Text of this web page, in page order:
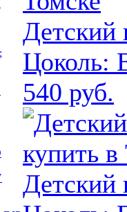
Цоколь:
540 руб.